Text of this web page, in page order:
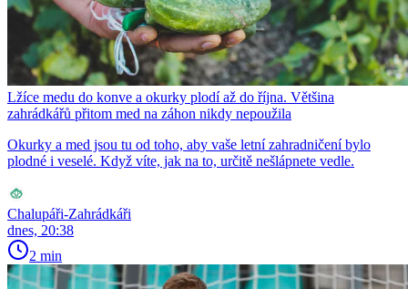
Lžíce medu do konve a okurky plodí až do října. Většina
zahrádkářů přitom med na záhon nikdy nepoužila
Okurky a med jsou tu od toho, aby vaše letní zahradničení bylo
plodné i veselé. Když víte, jak na to, určitě nešlápnete vedle.
Chalupáři-Zahrádkáři
dnes, 20:38
2 min